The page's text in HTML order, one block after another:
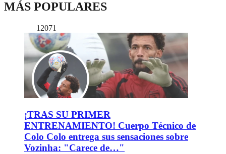
MÁS POPULARES
12071
¡TRAS SU PRIMER
ENTRENAMIENTO! Cuerpo Técnico de
Colo Colo entrega sus sensaciones sobre
Vozinha: "Carece de…"